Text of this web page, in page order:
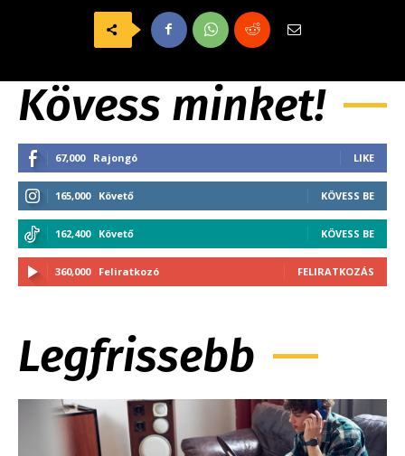
Kövess minket!
67,000 Rajongó LIKE
165,000 Követő KÖVESS BE
162,400 Követő KÖVESS BE
360,000 Feliratkozó FELIRATKOZÁS
Legfrissebb